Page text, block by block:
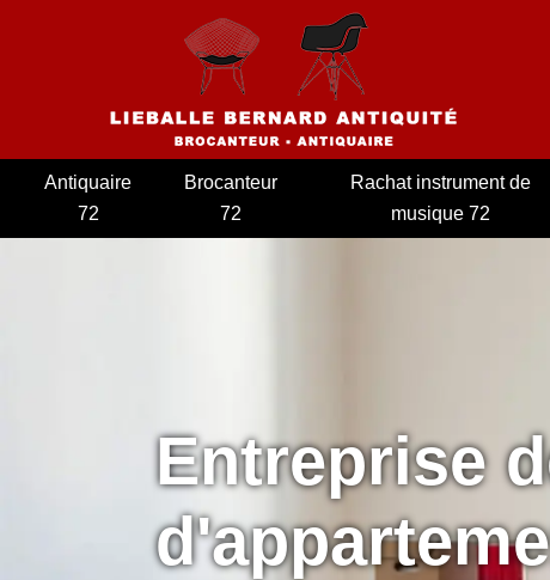
Antiquaire
72
Brocanteur
72
Rachat instrument de
musique 72
Entreprise